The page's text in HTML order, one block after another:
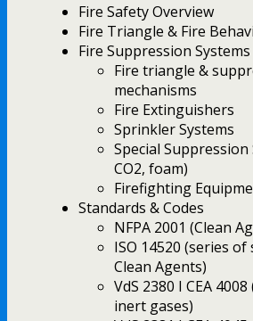
Fire Safety Overview
Fire Triangle & Fire
Fire Suppression
Fire triangle &
mechanisms
Fire Extinguishers
Sprinkler Systems
Special Suppression
CO2, foam)
Firefighting
Standards & Codes
NFPA 2001 (Clean
ISO 14520 (series
Clean Agents)
VdS 2380 I CEA
inert gases)